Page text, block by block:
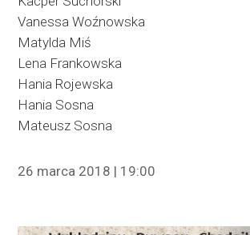
Vanessa Woźnowska
Matylda Miś
Lena Frankowska
Hania Rojewska
Hania Sosna
Mateusz Sosna
26 marca 2018 | 19:00